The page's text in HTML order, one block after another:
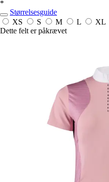
*
Størrelsesguide
XS
S M L XL
Dette felt er påkrævet